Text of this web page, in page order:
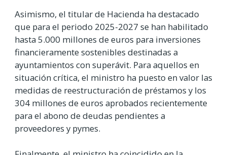
Asimismo, el titular de Hacienda ha destacado
que para el periodo 2025-2027 se han habilitado
hasta 5.000 millones de euros para inversiones
financieramente sostenibles destinadas a
ayuntamientos con superávit. Para aquellos en
situación crítica, el ministro ha puesto en valor las
medidas de reestructuración de préstamos y los
304 millones de euros aprobados recientemente
para el abono de deudas pendientes a
proveedores y pymes.